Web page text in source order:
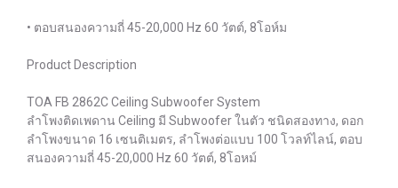
• ตอบสนองความถี่ 45-20,000 Hz 60 วัตต์, 8โอห์ม
Product Description
TOA FB 2862C Ceiling Subwoofer System
ลำโพงติดเพดาน Ceiling มี Subwoofer ในตัว ชนิดสองทาง, ดอก
ลำโพงขนาด 16 เซนติเมตร, ลำโพงต่อแบบ 100 โวลท์ไลน์, ตอบ
สนองความถี่ 45-20,000 Hz 60 วัตต์, 8โอหม์